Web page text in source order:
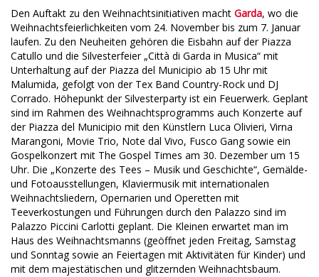
Den Auftakt zu den Weihnachtsinitiativen macht Garda, wo die
Weihnachtsfeierlichkeiten vom 24. November bis zum 7. Januar
laufen. Zu den Neuheiten gehören die Eisbahn auf der Piazza
Catullo und die Silvesterfeier „Città di Garda in Musica“ mit
Unterhaltung auf der Piazza del Municipio ab 15 Uhr mit
Malumida, gefolgt von der Tex Band Country-Rock und DJ
Corrado. Höhepunkt der Silvesterparty ist ein Feuerwerk. Geplant
sind im Rahmen des Weihnachtsprogramms auch Konzerte auf
der Piazza del Municipio mit den Künstlern Luca Olivieri, Virna
Marangoni, Movie Trio, Note dal Vivo, Fusco Gang sowie ein
Gospelkonzert mit The Gospel Times am 30. Dezember um 15
Uhr. Die „Konzerte des Tees – Musik und Geschichte“, Gemälde-
und Fotoausstellungen, Klaviermusik mit internationalen
Weihnachtsliedern, Opernarien und Operetten mit
Teeverkostungen und Führungen durch den Palazzo sind im
Palazzo Piccini Carlotti geplant. Die Kleinen erwartet man im
Haus des Weihnachtsmanns (geöffnet jeden Freitag, Samstag
und Sonntag sowie an Feiertagen mit Aktivitäten für Kinder) und
mit dem majestätischen und glitzernden Weihnachtsbaum.